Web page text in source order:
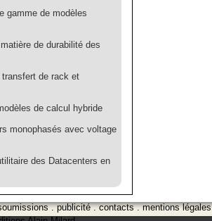
gamme de modèles
de durabilité des
de rack et
de calcul hybride
monophasés avec voltage
des Datacenters en
.publicité.contacts.mentions légales